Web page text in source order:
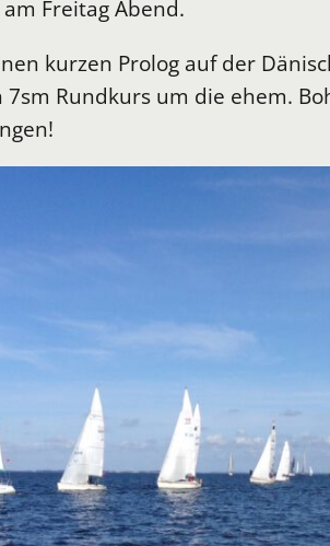
am Freitag Abend.
kurzen Prolog auf der
Rundkurs um die ehem.